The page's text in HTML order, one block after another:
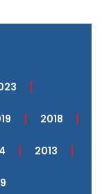
2018
2013